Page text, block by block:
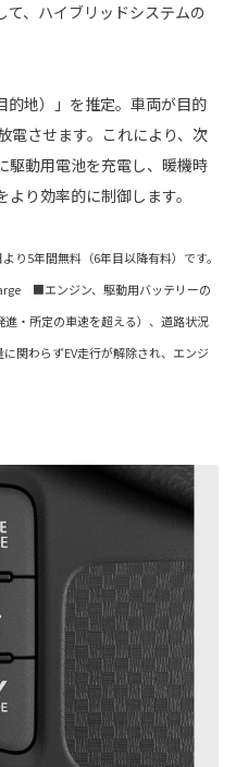
、ハイブリッドシステムの
的地）」を推定。車両が目的
電させます。これにより、次
駆動用電池を充電し、暖機時
り効率的に制御します。
り5年間無料（6年目以降有料）です。
■エンジン、駆動用バッテリーの
・所定の車速を超える）、道路状況
関わらずEV走行が解除され、エンジ